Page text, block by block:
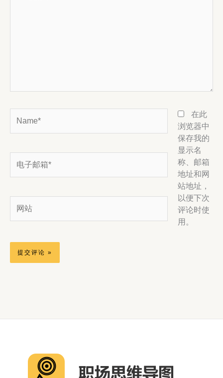
子
站
在此
浏览器中
保存我的
显示名
称、邮箱
地址和网
站地址，
以便下次
评论时使
用。